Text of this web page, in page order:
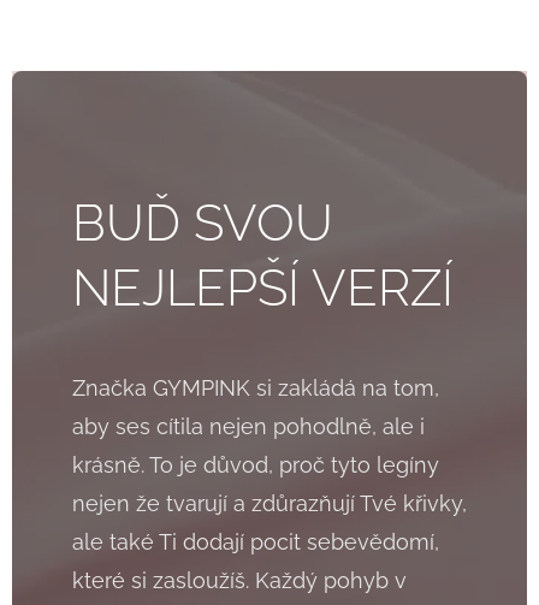
BUĎ SVOU
NEJLEPŠÍ VERZÍ
Značka GYMPINK si zakládá na tom,
aby ses cítila nejen pohodlně, ale i
krásně. To je důvod, proč tyto legíny
nejen že tvarují a zdůrazňují Tvé křivky,
ale také Ti dodají pocit sebevědomí,
které si zasloužíš. Každý pohyb v